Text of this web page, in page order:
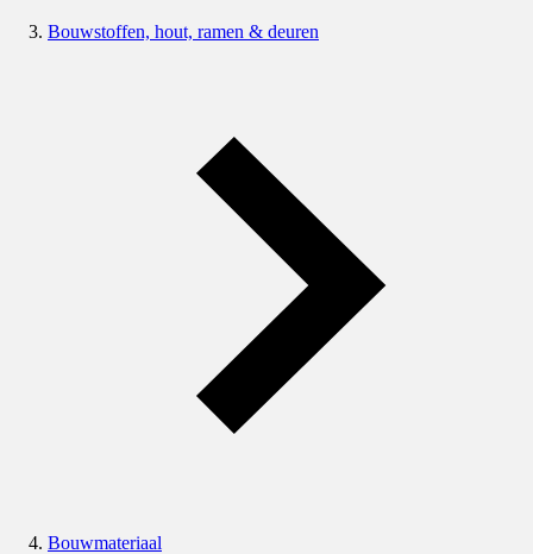
Bouwstoffen, hout, ramen & deuren
Bouwmateriaal